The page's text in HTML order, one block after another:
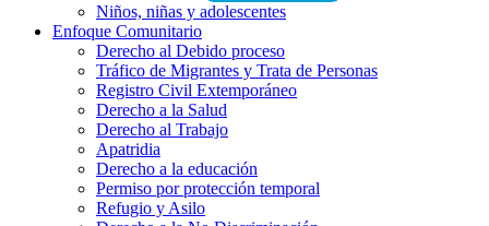
Niños, niñas y adolescentes
Enfoque Comunitario
Derecho al Debido proceso
Tráfico de Migrantes y Trata de Personas
Registro Civil Extemporáneo
Derecho a la Salud
Derecho al Trabajo
Apatridia
Derecho a la educación
Permiso por protección temporal
Refugio y Asilo